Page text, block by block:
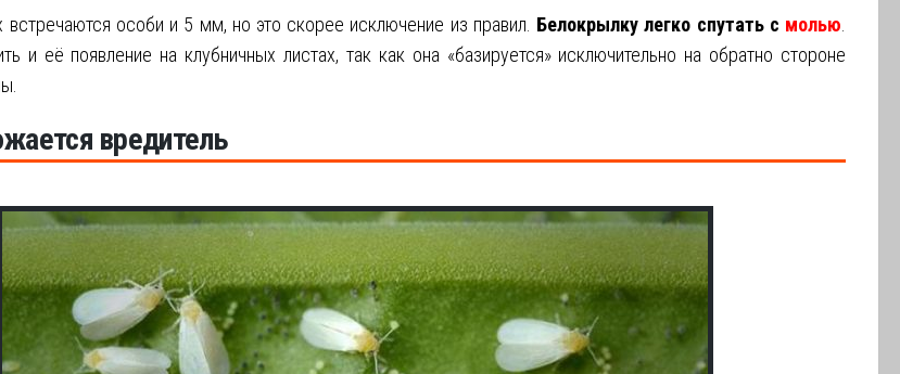
встречаются особи и 5 мм, но это скорее исключение из правил. Белокрылку легко спутать с молью
и её появление на клубничных листах, так как она «базируется» исключительно на обратно стороне
вредитель